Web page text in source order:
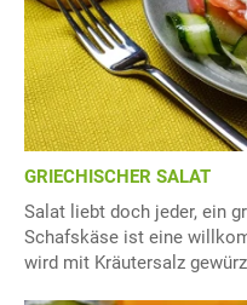
GRIECHISCHER SALAT
Salat liebt doch jeder, ein
Schafskäse ist eine
wird mit Kräutersalz